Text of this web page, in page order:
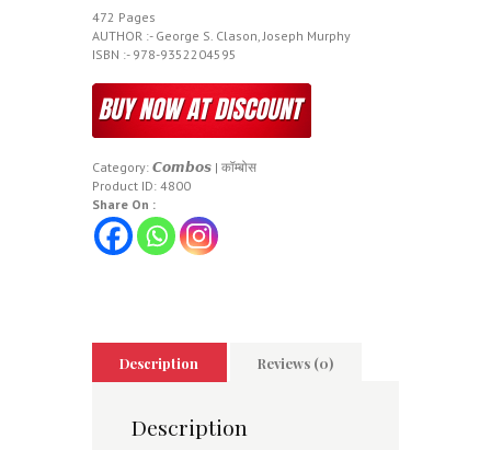
472 Pages
AUTHOR :- George S. Clason, Joseph Murphy
ISBN :- 978-9352204595
Category: 𝘾𝙤𝙢𝙗𝙤𝙨 | कॉम्बोस
Product ID: 4800
Share On :
Description Reviews (0)
Description